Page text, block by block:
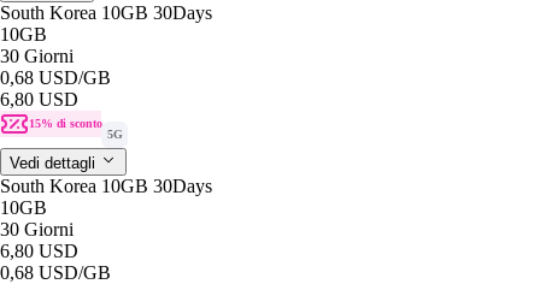
South Korea 10GB 30Days
10GB
30 Giorni
0,68 USD/GB
6,80 USD
15% di sconto
5G
Vedi dettagli
South Korea 10GB 30Days
10GB
30 Giorni
6,80 USD
0,68 USD/GB